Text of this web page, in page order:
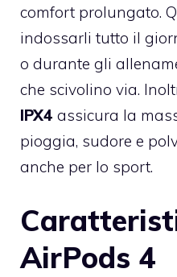
comfort prolungato.
indossarli tutto il
o durante gli
che scivolino via.
IPX4 assicura la
pioggia, sudore e
anche per lo sport.
AirPods 4